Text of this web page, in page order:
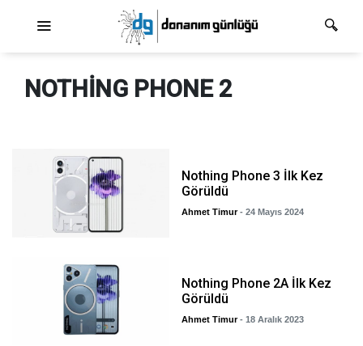
NOTHING PHONE 2
Nothing Phone 3 İlk Kez
Görüldü
Ahmet Timur - 24 Mayıs 2024
Nothing Phone 2A İlk Kez
Görüldü
Ahmet Timur - 18 Aralık 2023